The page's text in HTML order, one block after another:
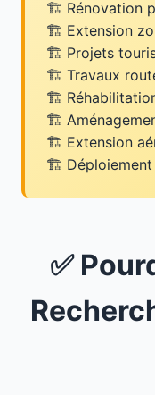
Rénovation
Extension
Projets
Travaux
Extension
✅